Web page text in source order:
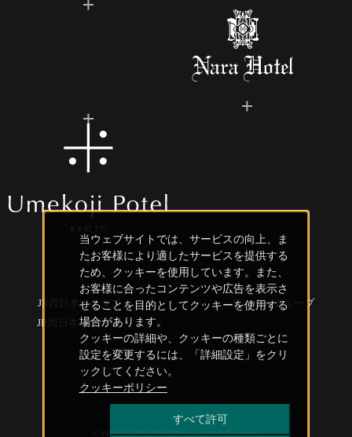
JR西日本ホテルズ
JRホテルグループ
JR西日本 創造事業
© 2019 HOTEL VISCHIO KYOTO. All Rights Reserved.
当ウェブサイトでは、サービスの向上、ま
たお客様により適したサービスを提供する
ため、クッキーを使用しています。また、
お客様に合ったコンテンツや広告を表示さ
せることを目的としてクッキーを使用する
場合があります。
クッキーの詳細や、クッキーの種類ごとに
設定を変更するには、「詳細設定」をクリ
ックしてください。
クッキーポリシー
すべて許可